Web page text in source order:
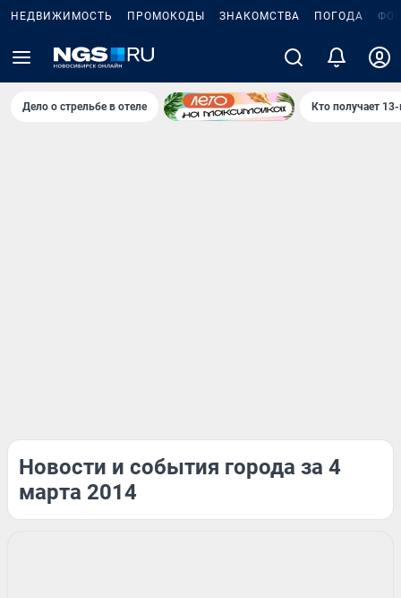
НЕДВИЖИМОСТЬ ПРОМОКОДЫ ЗНАКОМСТВА ПОГОДА
Дело о стрельбе в отеле Кто получает
Новости и события города за 4
марта 2014